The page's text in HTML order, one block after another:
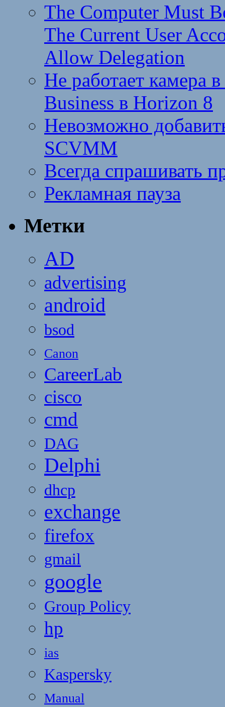
The Computer Must
The Current User
Allow Delegation
Не работает камера
Business в Horizon 8
Невозможно
SCVMM
Всегда спрашивать
Рекламная пауза
Метки
AD
advertising
android
bsod
Canon
CareerLab
cisco
cmd
DAG
Delphi
dhcp
exchange
firefox
gmail
google
Group Policy
hp
ias
Kaspersky
Manual